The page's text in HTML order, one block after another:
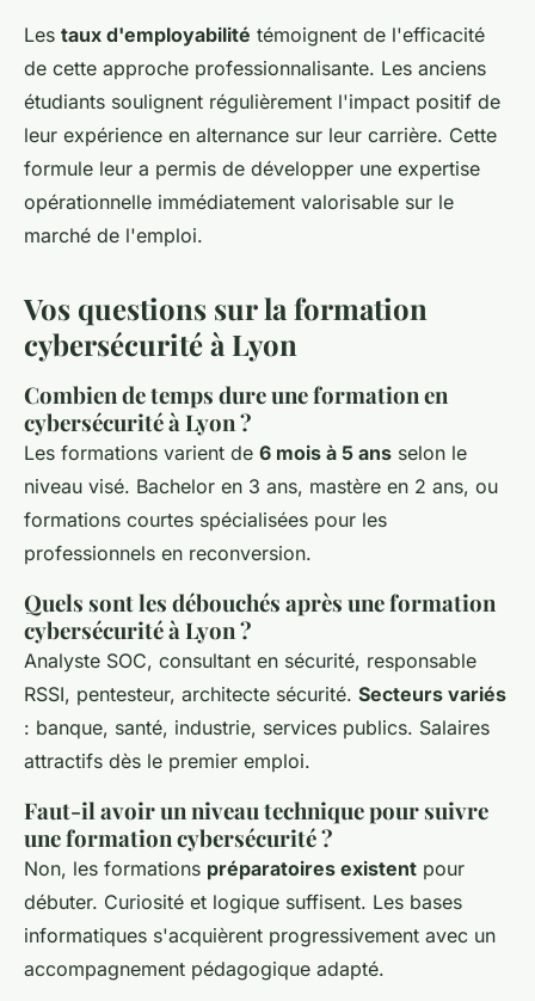
Les taux d'employabilité témoignent de l'efficacité
de cette approche professionnalisante. Les anciens
étudiants soulignent régulièrement l'impact positif de
leur expérience en alternance sur leur carrière. Cette
formule leur a permis de développer une expertise
opérationnelle immédiatement valorisable sur le
marché de l'emploi.
Vos questions sur la formation
cybersécurité à Lyon
Combien de temps dure une formation en
cybersécurité à Lyon ?
Les formations varient de 6 mois à 5 ans selon le
niveau visé. Bachelor en 3 ans, mastère en 2 ans, ou
formations courtes spécialisées pour les
professionnels en reconversion.
Quels sont les débouchés après une formation
cybersécurité à Lyon ?
Analyste SOC, consultant en sécurité, responsable
RSSI, pentesteur, architecte sécurité. Secteurs variés
: banque, santé, industrie, services publics. Salaires
attractifs dès le premier emploi.
Faut-il avoir un niveau technique pour suivre
une formation cybersécurité ?
Non, les formations préparatoires existent pour
débuter. Curiosité et logique suffisent. Les bases
informatiques s'acquièrent progressivement avec un
accompagnement pédagogique adapté.